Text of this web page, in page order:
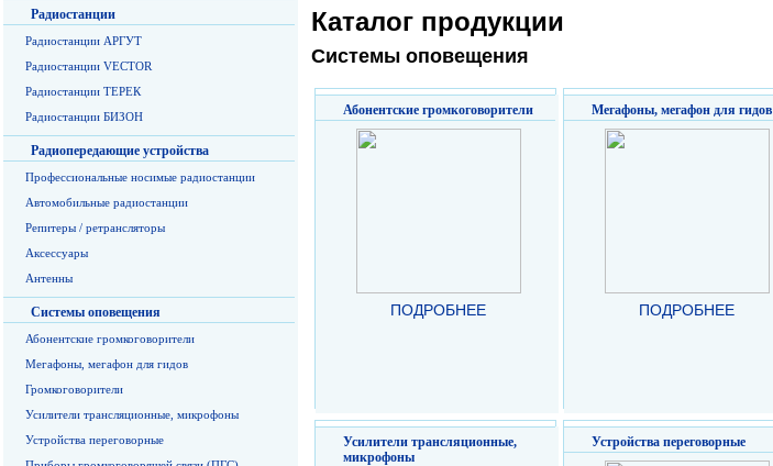
Радиостанции
Радиостанции АРГУТ
Радиостанции VECTOR
Радиостанции ТЕРЕК
Радиостанции БИЗОН
Радиопередающие устройства
Профессиональные носимые радиостанции
Автомобильные радиостанции
Репитеры / ретрансляторы
Аксессуары
Антенны
Системы оповещения
Абонентские громкоговорители
Мегафоны, мегафон для гидов
Громкоговорители
Усилители трансляционные, микрофоны
Устройства переговорные
Каталог продукции
Системы оповещения
Абонентские громкоговорители
ПОДРОБНЕЕ
Мегафоны, мегафон для гидов
ПОДРОБНЕЕ
Усилители трансляционные,
микрофоны
Устройства переговорные